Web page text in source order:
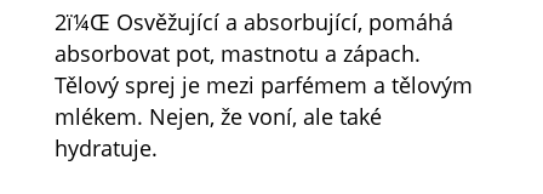
2ï¼Œ Osvěžující a absorbující, pomáhá
absorbovat pot, mastnotu a zápach.
Tělový sprej je mezi parfémem a tělovým
mlékem. Nejen, že voní, ale také
hydratuje.